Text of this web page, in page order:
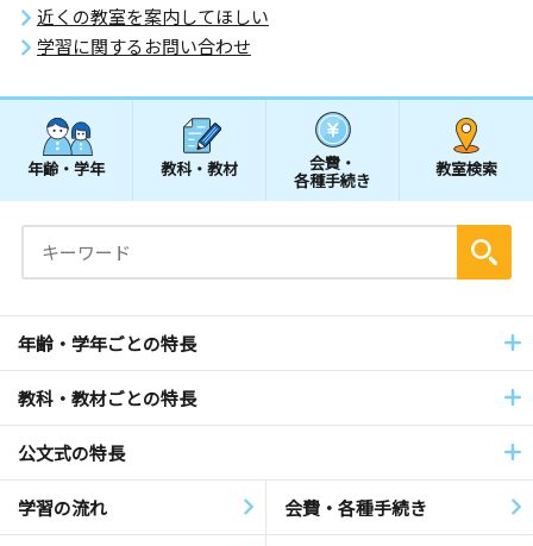
近くの教室を案内してほしい
学習に関するお問い合わせ
年齢・学年 教科・教材 会費・
各種手続き
教室検索
年齢・学年ごとの特長
教科・教材ごとの特長
公文式の特長
学習の流れ 会費・各種手続き